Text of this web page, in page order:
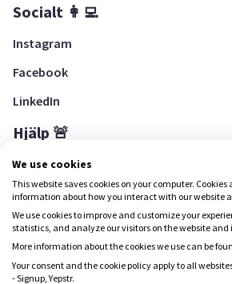
Socialt 👩‍💻
Instagram
Facebook
LinkedIn
Hjälp 🚨
Hjälpcenter
Ladda ned Yepstr
Ladda ned Yepstr
We use cookies
This website saves cookies on your computer. Cookies
information about how you interact with our website
We use cookies to improve and customize your
statistics, and analyze our visitors on the website and
More information about the cookies we use can be
Your consent and the cookie policy apply to all
- Signup, Yepstr.